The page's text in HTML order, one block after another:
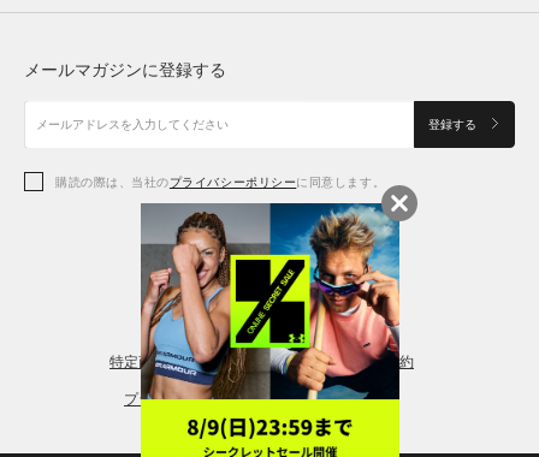
アクセサリー
アクセサリー
シューズ
アクセサリー
レギンス＆タイツ
シューズ
メールマガジンに登録する
登録する
購読の際は、当社のプライバシーポリシーに同意します。
特定商取引法に基づく通販の表記 会員規約
プライバシーポリシー